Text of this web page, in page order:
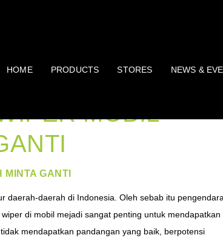
HOME PRODUCTS STORES NEWS &
MOBIL
GANTI
daerah-daerah di Indonesia. Oleh sebab itu
di mobil mejadi sangat penting untuk mendapatkan
mendapatkan pandangan yang baik, berpotensi